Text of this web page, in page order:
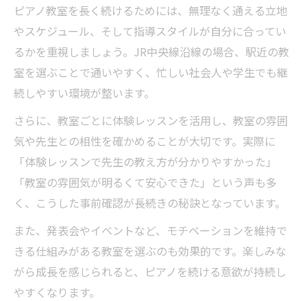
ピアノ教室を長く続けるためには、無理なく通える立地
やスケジュール、そして指導スタイルが自分に合ってい
るかを重視しましょう。JR中央線沿線の場合、駅近の教
室を選ぶことで通いやすく、忙しい社会人や学生でも継
続しやすい環境が整います。
さらに、教室ごとに体験レッスンを活用し、教室の雰囲
気や先生との相性を確かめることが大切です。実際に
「体験レッスンで先生の教え方が分かりやすかった」
「教室の雰囲気が明るくて安心できた」という声も多
く、こうした事前確認が長続きの秘訣となっています。
また、発表会やイベントなど、モチベーションを維持で
きる仕組みがある教室を選ぶのも効果的です。楽しみな
がら成長を感じられると、ピアノを続ける意欲が持続し
やすくなります。